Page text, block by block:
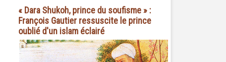
« Dara Shukoh, prince du soufisme » :
François Gautier ressuscite le prince
oublié d'un islam éclairé